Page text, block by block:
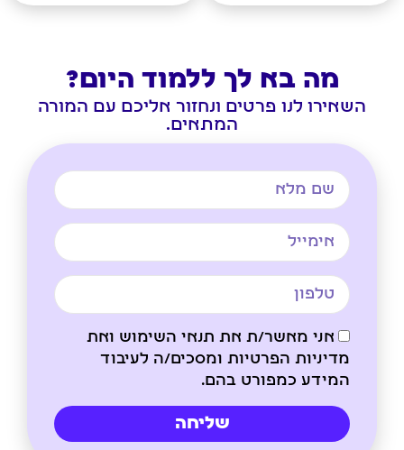
מה בא לך ללמוד היום?
השאירו לנו פרטים ונחזור אליכם עם המורה
המתאים.
אני מאשר/ת את תנאי השימוש ואת
מדיניות הפרטיות ומסכים/ה לעיבוד
המידע כמפורט בהם.
שליחה